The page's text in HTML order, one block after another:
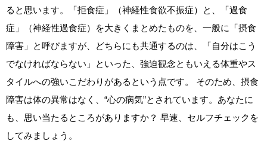
ると思います。「拒食症」（神経性食欲不振症）と、「過食
症」（神経性過食症）を大きくまとめたものを、一般に「摂食
障害」と呼びますが、どちらにも共通するのは、「自分はこう
でなければならない」といった、強迫観念ともいえる体重やス
タイルへの強いこだわりがあるという点です。 そのため、摂食
障害は体の異常はなく、“心の病気”とされています。あなたに
も、思い当たるところがありますか？ 早速、セルフチェックを
してみましょう。